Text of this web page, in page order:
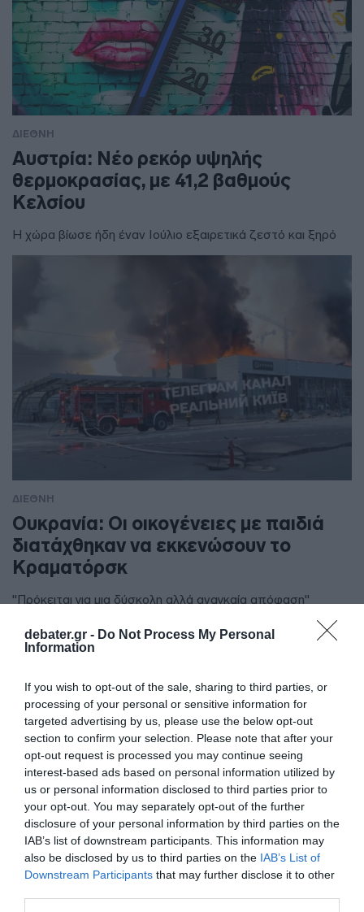
debater.gr - Do Not Process My Personal
Information
If you wish to opt-out of the sale, sharing to third parties, or
processing of your personal or sensitive information for
targeted advertising by us, please use the below opt-out
section to confirm your selection. Please note that after your
opt-out request is processed you may continue seeing
interest-based ads based on personal information utilized by
us or personal information disclosed to third parties prior to
your opt-out. You may separately opt-out of the further
disclosure of your personal information by third parties on the
IAB’s list of downstream participants. This information may
also be disclosed by us to third parties on the IAB’s List of
Downstream Participants that may further disclose it to other
ΔΙΕΘΝΗ
Αυστρία: Νέο ρεκόρ υψηλής
θερμοκρασίας, με 41,2 βαθμούς
Κελσίου
Η χώρα βίωσε ήδη έναν Ιούλιο εξαιρετικά ζεστό και ξηρό
ΔΙΕΘΝΗ
Ουκρανία: Οι οικογένειες με παιδιά
διατάχθηκαν να εκκενώσουν το
Κραματόρσκ
"Πρόκειται για μια δύσκολη αλλά αναγκαία απόφαση"
ΔΙΕΘΝΗ
ΗΠΑ: Ο Ζούκερμπεργκ απολογήθηκε